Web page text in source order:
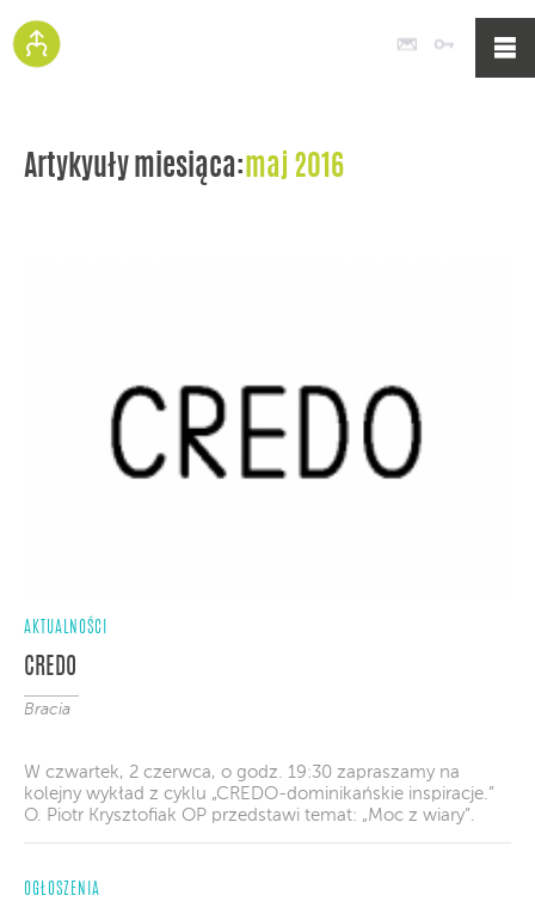
Poczta
Artykyuły miesiąca: maj 2016
AKTUALNOŚCI
CREDO
Bracia
W czwartek, 2 czerwca, o godz. 19:30 zapraszamy na
kolejny wykład z cyklu „CREDO-dominikańskie inspiracje.”
O. Piotr Krysztofiak OP przedstawi temat: „Moc z wiary”.
OGŁOSZENIA